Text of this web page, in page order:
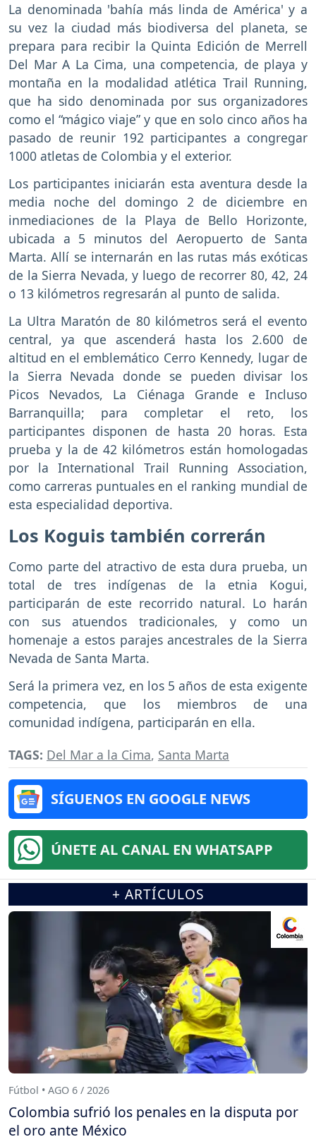
La denominada 'bahía más linda de América' y a
su vez la ciudad más biodiversa del planeta, se
prepara para recibir la Quinta Edición de Merrell
Del Mar A La Cima, una competencia, de playa y
montaña en la modalidad atlética Trail Running,
que ha sido denominada por sus organizadores
como el “mágico viaje” y que en solo cinco años ha
pasado de reunir 192 participantes a congregar
1000 atletas de Colombia y el exterior.
Los participantes iniciarán esta aventura desde la
media noche del domingo 2 de diciembre en
inmediaciones de la Playa de Bello Horizonte,
ubicada a 5 minutos del Aeropuerto de Santa
Marta. Allí se internarán en las rutas más exóticas
de la Sierra Nevada, y luego de recorrer 80, 42, 24
o 13 kilómetros regresarán al punto de salida.
La Ultra Maratón de 80 kilómetros será el evento
central, ya que ascenderá hasta los 2.600 de
altitud en el emblemático Cerro Kennedy, lugar de
la Sierra Nevada donde se pueden divisar los
Picos Nevados, La Ciénaga Grande e Incluso
Barranquilla; para completar el reto, los
participantes disponen de hasta 20 horas. Esta
prueba y la de 42 kilómetros están homologadas
por la International Trail Running Association,
como carreras puntuales en el ranking mundial de
esta especialidad deportiva.
Los Koguis también correrán
Como parte del atractivo de esta dura prueba, un
total de tres indígenas de la etnia Kogui,
participarán de este recorrido natural. Lo harán
con sus atuendos tradicionales, y como un
homenaje a estos parajes ancestrales de la Sierra
Nevada de Santa Marta.
Será la primera vez, en los 5 años de esta exigente
competencia, que los miembros de una
comunidad indígena, participarán en ella.
TAGS: Del Mar a la Cima, Santa Marta
SÍGUENOS EN GOOGLE NEWS
ÚNETE AL CANAL EN WHATSAPP
+ ARTÍCULOS
Fútbol • AGO 6 / 2026
Colombia sufrió los penales en la disputa por
el oro ante México